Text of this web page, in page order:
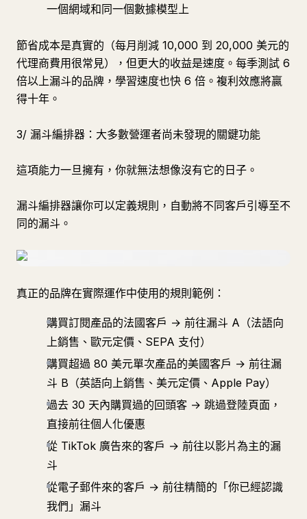
一個網域和同一個數據模型上
節省成本是真實的（每月削減 10,000 到 20,000 美元的
代理商費用很常見），但更大的收益是速度。每季測試 6
倍以上漏斗的品牌，學習速度也快 6 倍。複利效應將贏
得十年。
3/ 漏斗編排器：大多數營運者尚未發現的關鍵功能
這項能力一旦擁有，你就無法想像沒有它的日子。
漏斗編排器讓你可以定義規則，自動將不同客戶引導至不
同的漏斗。
真正的品牌在實際運作中使用的規則範例：
購買訂閱產品的法國客戶 → 前往漏斗 A（法語向
上銷售、歐元定價、SEPA 支付）
購買超過 80 美元單次產品的美國客戶 → 前往漏
斗 B（英語向上銷售、美元定價、Apple Pay）
過去 30 天內購買過的回頭客 → 跳過登陸頁面，
直接前往個人化優惠
從 TikTok 廣告來的客戶 → 前往以影片為主的漏
斗
從電子郵件來的客戶 → 前往精簡的「你已經認識
我們」漏斗